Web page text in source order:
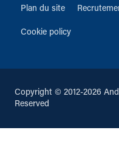
Plan du site
Cookie policy
Copyright © 2012-2026
Reserved